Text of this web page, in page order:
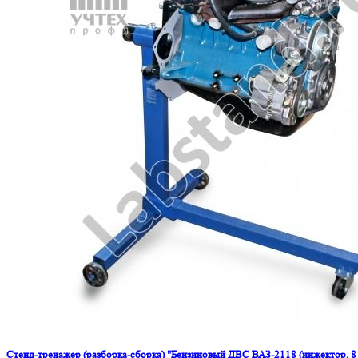
Стенд-тренажер (разборка-сборка) "Бензиновый ДВС ВАЗ-2118 (инжектор, 8